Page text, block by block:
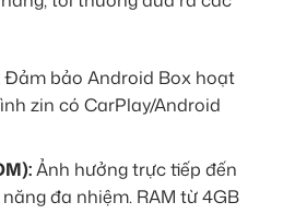
Đảm bảo Android Box hoạt
zin có CarPlay/Android
Ảnh hưởng trực tiếp đến
đa nhiệm. RAM từ 4GB